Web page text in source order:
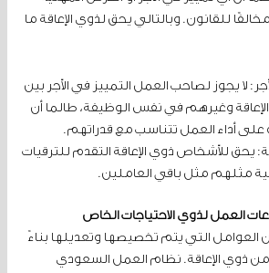
للقانون. وبالتالي يحق لذوي الإعاقة ما
لا يجوز لصاحب العمل التمييز في الأجر بين
وغيرهم في نفس الوظيفة، طالما أن
على أداء العمل تتناسب مع قدراتهم.
يحق للأشخاص ذوي الإعاقة التقدم للترقيات
مثلهم مثل باقي العاملين.
العمل لذوي الاحتياجات الخاص
العوامل التي يتم تخصيصها وتعديلها بناءً
ذوي الإعاقة. نظام العمل السعودي